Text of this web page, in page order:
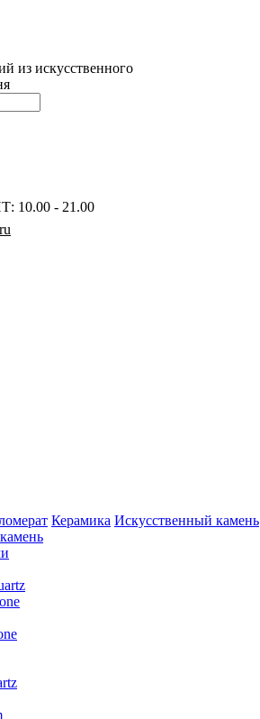
из искусственного
10.00 - 21.00
Керамика Искусственный камень